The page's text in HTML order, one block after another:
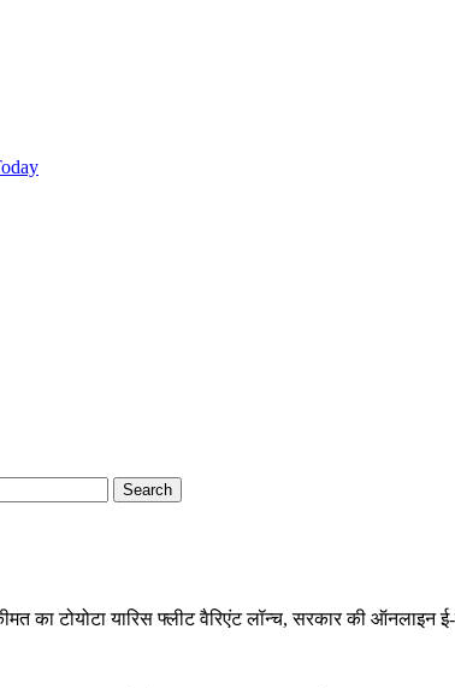
का टोयोटा यारिस फ्लीट वैरिएंट लॉन्च, सरकार की ऑनलाइन ई-